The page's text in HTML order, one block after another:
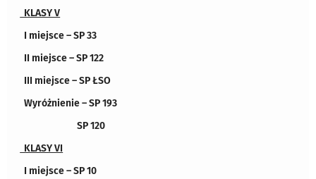
KLASY V
I miejsce – SP 33
II miejsce – SP 122
III miejsce – SP ŁSO
Wyróżnienie – SP 193
SP 120
KLASY VI
I miejsce – SP 10